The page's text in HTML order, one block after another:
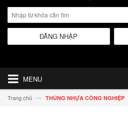
ĐĂNG NHẬP
MENU
Trang chủ THÙNG NHỰA CÔNG NGHIỆP